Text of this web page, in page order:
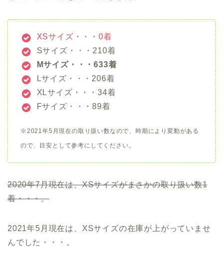
XSサイズ・・・0着
Sサイズ・・・210着
Mサイズ・・・633着
Lサイズ・・・206着
XLサイズ・・・34着
Fサイズ・・・89着
※2021年5月現在の取り扱い数なので、時期により変動がある
ので、目安として参考にしてください。
2020年7月現在は、XSサイズがまさかの取り扱い数1
着・・・。
2021年5月現在は、XSサイズの在庫が上がっていませ
んでした・・・。